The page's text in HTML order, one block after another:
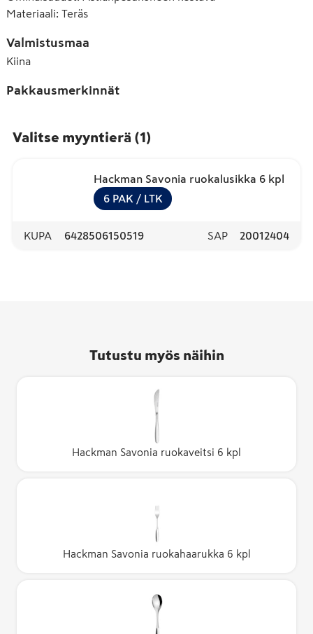
Materiaali: Teräs
Valmistusmaa
Kiina
Pakkausmerkinnät
Valitse myyntierä (1)
Hackman Savonia ruokalusikka 6 kpl
6 PAK / LTK
KUPA 6428506150519 SAP 20012404
Tutustu myös näihin
Hackman Savonia ruokaveitsi 6 kpl
Hackman Savonia ruokahaarukka 6 kpl